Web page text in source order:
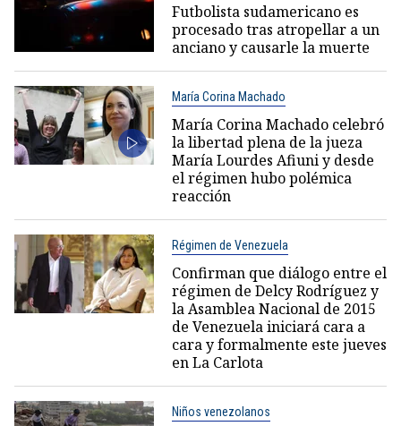
Futbolista sudamericano es
procesado tras atropellar a un
anciano y causarle la muerte
María Corina Machado
María Corina Machado celebró
la libertad plena de la jueza
María Lourdes Afiuni y desde
el régimen hubo polémica
reacción
Régimen de Venezuela
Confirman que diálogo entre el
régimen de Delcy Rodríguez y
la Asamblea Nacional de 2015
de Venezuela iniciará cara a
cara y formalmente este jueves
en La Carlota
Niños venezolanos